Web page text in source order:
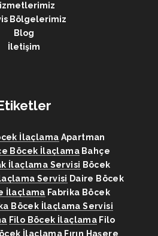
Bölgelerimiz
Blog
İletişim
İlaçlama Apartman
Böcek İlaçlama Bahçe
İlaçlama Servisi Böcek
Servisi Daire Böcek
İlaçlama Fabrika Böcek
Böcek İlaçlama Servisi
Filo Böcek İlaçlama Filo
İlaçlama Fırın Haşere